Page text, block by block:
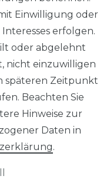
Einwilligung oder
erfolgen.
oder abgelehnt
nicht einzuwilligen
späteren Zeitpunkt
Beachten Sie
Hinweise zur
Daten in
.